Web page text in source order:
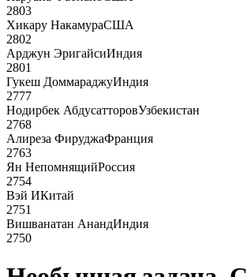
2803
Хикару НакамураСША
2802
Арджун ЭригайсиИндия
2801
Гукеш ДоммараджуИндия
2777
Нодирбек АбдусатторовУзбекистан
2768
Алиреза ФируджаФранция
2763
Ян НепомнящийРоссия
2754
Вэй ИКитай
2751
Вишванатан АнандИндия
2750